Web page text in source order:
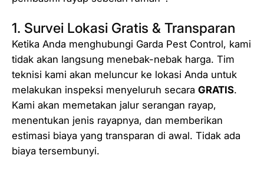
1. Survei Lokasi Gratis & Transparan
Ketika Anda menghubungi Garda Pest Control, kami
tidak akan langsung menebak-nebak harga. Tim
teknisi kami akan meluncur ke lokasi Anda untuk
melakukan inspeksi menyeluruh secara GRATIS.
Kami akan memetakan jalur serangan rayap,
menentukan jenis rayapnya, dan memberikan
estimasi biaya yang transparan di awal. Tidak ada
biaya tersembunyi.